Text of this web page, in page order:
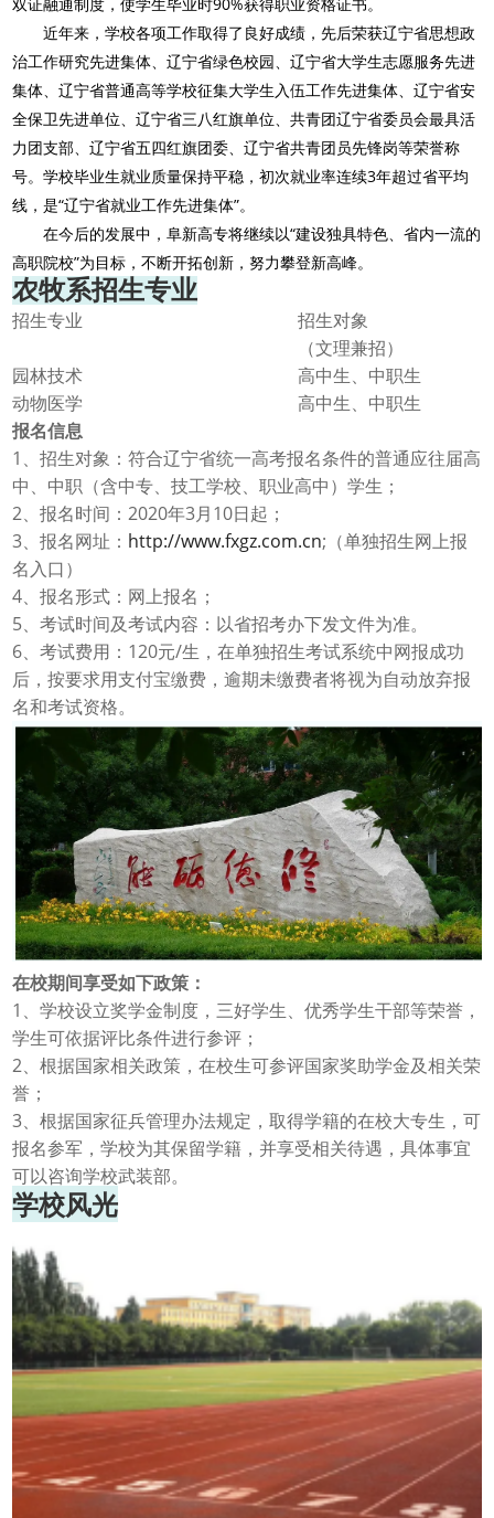
双证融通制度，使学生毕业时
获得职业资格证书。
近年来，学校各项工作取得了良好成绩，先后荣获辽宁省思想政
治工作研究先进集体、辽宁省绿色校园、辽宁省大学生志愿服务先进
集体、辽宁省普通高等学校征集大学生入伍工作先进集体、辽宁省安
全保卫先进单位、辽宁省三八红旗单位、共青团辽宁省委员会最具活
力团支部、辽宁省五四红旗团委、辽宁省共青团员先锋岗等荣誉称
号。学校毕业生就业质量保持平稳，初次就业率连续3年超过省平均
线，是“辽宁省就业工作先进集体”。
在今后的发展中，阜新高专将继续以“建设独具特色、省内一流的
高职院校”为目标，不断开拓创新，努力攀登新高峰。
农牧系招生专业
招生专业
招生对象
（文理兼招）
园林技术
高中生、中职生
动物医学
高中生、中职生
报名信息
1
、招生对象：符合辽宁省统一高考报名条件的普通应往届高
中、中职（含中专、技工学校、职业高中）学生；
2 、报名时间： 2020年3月 10日 起；
3 、报名网址： http://www.fxgz.com.cn; （单独招生网上报
名入口）
4 、报名形式：网上报名；
5 、考试时间及考试内容：以省招考办下发文件为准。
6 、考试费用： 120元/生，在单独招生考试系统中网报成功
后，按要求用支付宝缴费，逾期未缴费者将视为自动放弃报
名和考试资格。
在校期间享受如下政策：
1
、学校设立奖学金制度，三好学生、优秀学生干部等荣誉，
学生可依据评比条件进行参评；
2 、根据国家相关政策，在校生可参评国家奖助学金及相关荣
誉；
3 、根据国家征兵管理办法规定，取得学籍的在校大专生，可
报名参军，学校为其保留学籍，并享受相关待遇，具体事宜
可以咨询学校武装部。
学校风光